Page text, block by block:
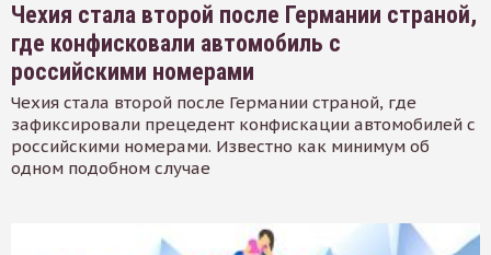
Чехия стала второй после Германии страной,
где конфисковали автомобиль с
российскими номерами
Чехия стала второй после Германии страной, где
зафиксировали прецедент конфискации автомобилей с
российскими номерами. Известно как минимум об
одном подобном случае